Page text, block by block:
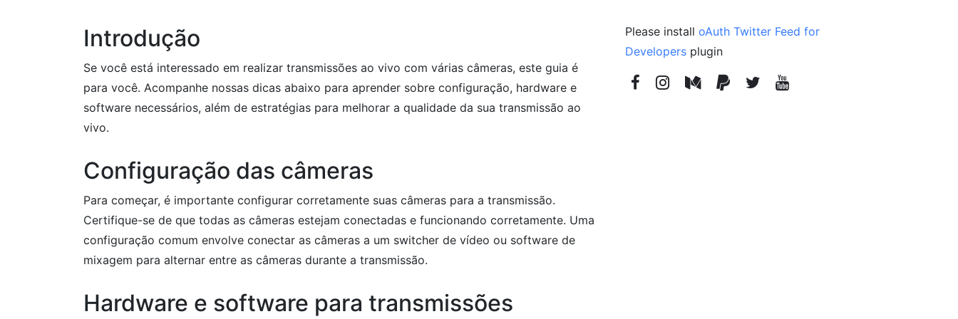
Introdução
Se você está interessado em realizar transmissões ao vivo com várias câmeras, este guia é
para você. Acompanhe nossas dicas abaixo para aprender sobre configuração, hardware e
software necessários, além de estratégias para melhorar a qualidade da sua transmissão ao
vivo.
Configuração das câmeras
Para começar, é importante configurar corretamente suas câmeras para a transmissão.
Certifique-se de que todas as câmeras estejam conectadas e funcionando corretamente. Uma
configuração comum envolve conectar as câmeras a um switcher de vídeo ou software de
mixagem para alternar entre as câmeras durante a transmissão.
Hardware e software para transmissões
Please install oAuth Twitter Feed for
Developers plugin